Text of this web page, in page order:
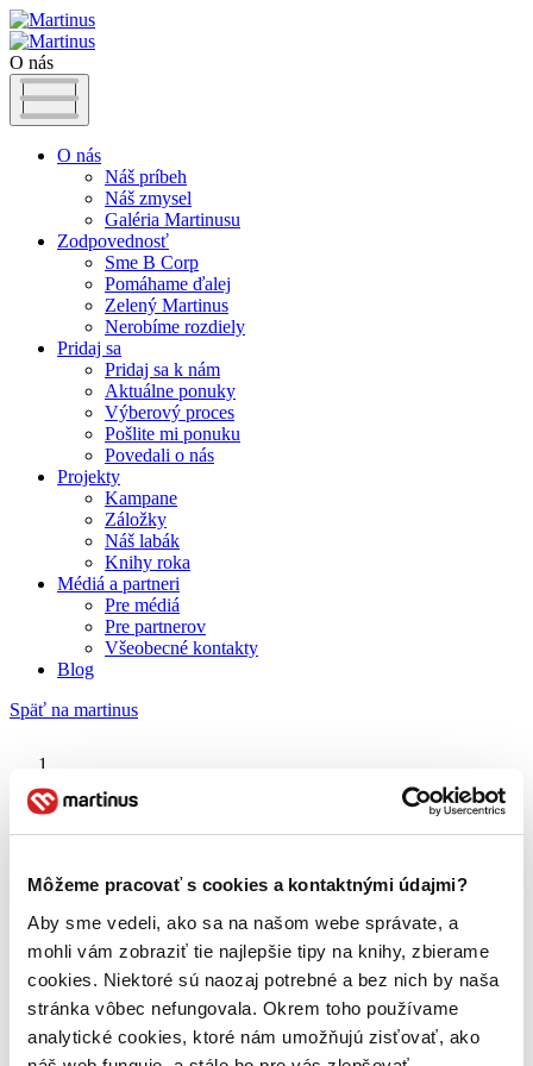
Môžeme pracovať s cookies a kontaktnými údajmi?
Aby sme vedeli, ako sa na našom webe správate, a
mohli vám zobraziť tie najlepšie tipy na knihy, zbierame
cookies. Niektoré sú naozaj potrebné a bez nich by naša
stránka vôbec nefungovala. Okrem toho používame
analytické cookies, ktoré nám umožňujú zisťovať, ako
O nás
O nás
Náš príbeh
Náš zmysel
Galéria Martinusu
Zodpovednosť
Sme B Corp
Pomáhame ďalej
Zelený Martinus
Nerobíme rozdiely
Pridaj sa
Pridaj sa k nám
Aktuálne ponuky
Výberový proces
Pošlite mi ponuku
Povedali o nás
Projekty
Kampane
Záložky
Náš labák
Knihy roka
Médiá a partneri
Pre médiá
Pre partnerov
Všeobecné kontakty
Blog
Späť na martinus
Tomáš Winkler
O nás
Náš príbeh
Galéria Martinusu
Zodpovednosť
Sme B Corp